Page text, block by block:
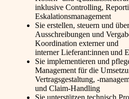
inklusive Controlling,
Eskalationsmanagement
Sie erstellen, steuern und
Ausschreibungen und
Koordination externer und
interner Lieferant:innen und
Sie implementieren und
Management für die
Vertragsgestaltung, -
und Claim-Handling
Sie unterstützen technisch